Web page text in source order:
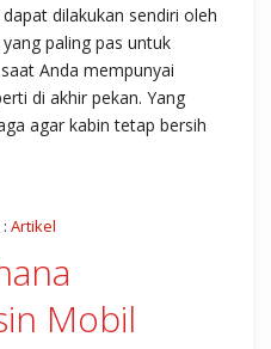
dilakukan sendiri oleh
paling pas untuk
Anda mempunyai
di akhir pekan. Yang
agar kabin tetap bersih
: Artikel
Mobil